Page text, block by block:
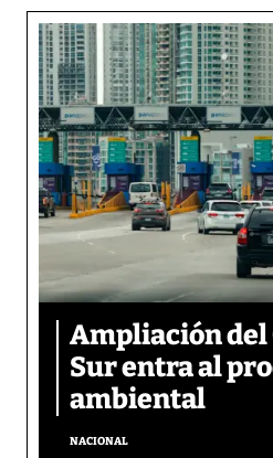
Ampliación
Sur entra al
ambiental
NACIONAL